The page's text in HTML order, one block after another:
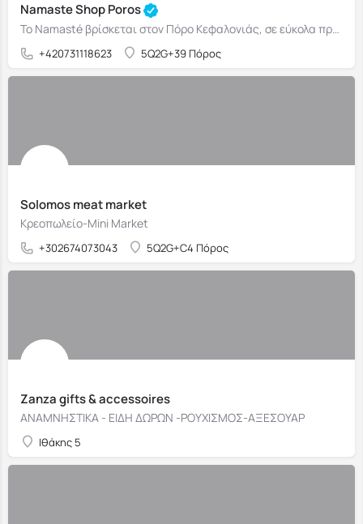
Namaste Shop Poros
Το Namasté βρίσκεται στον Πόρο Κεφαλονιάς, σε εύκολα προσβάσιμο σημείο κοντά στην παραλία και στην κεντρική…
+420731118623 5Q2G+39 Πόρος
Solomos meat market
Κρεοπωλείο-Mini Market
+302674073043 5Q2G+C4 Πόρος
Zanza gifts & accessoires
ΑΝΑΜΝΗΣΤΙΚΑ - ΕΙΔΗ ΔΩΡΩΝ -ΡΟΥΧΙΣΜΟΣ-ΑΞΕΣΟΥΑΡ
Ιθάκης 5